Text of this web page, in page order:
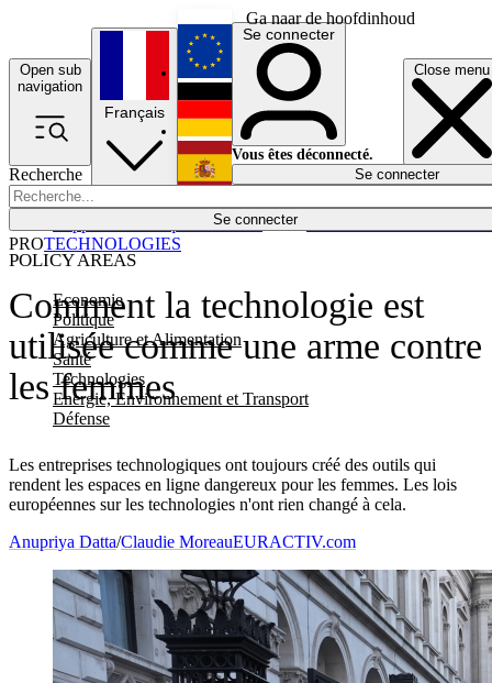
Ga naar de hoofdinhoud
Open sub
navigation
Close menu
Recherche
Se connecter
POLICY AREAS
Economie
Politique
Agriculture et Alimentation
Santé
Technologies
Energie, Environnement et Transport
Défense
Économie
Français
English
Deutsch
Español
Se connecter
Vous êtes déconnecté.
Se connecter
Comment la technologie est
utilisée comme une arme contre
les femmes
Les entreprises technologiques ont toujours créé des outils qui
rendent les espaces en ligne dangereux pour les femmes. Les lois
européennes sur les technologies n'ont rien changé à cela.
PROTECHNOLOGIES
Anupriya Datta/Claudie MoreauEURACTIV.com